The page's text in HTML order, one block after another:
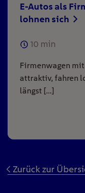
E-Autos als
lohnen sich
10 min
Firmenwagen
attraktiv, fahren
längst […]
Zurück zur